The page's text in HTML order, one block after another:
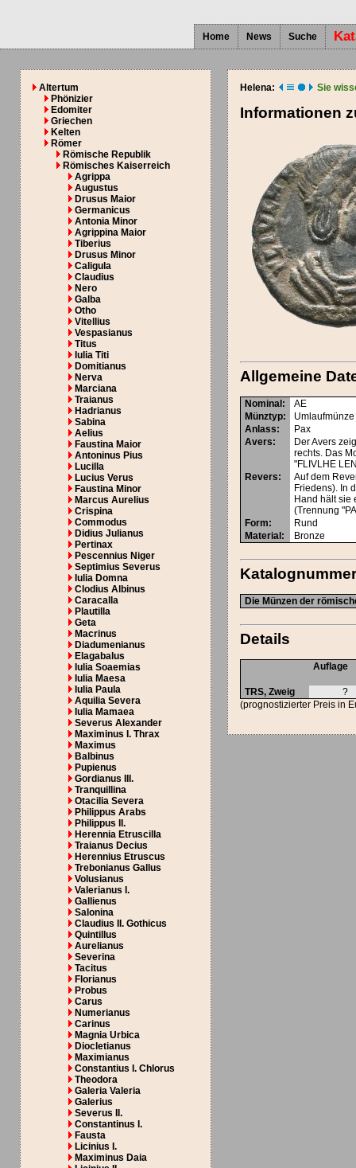
Home News Suche
Altertum
Phönizier
Edomiter
Griechen
Kelten
Römer
Römische Republik
Römisches Kaiserreich
Agrippa
Augustus
Drusus Maior
Germanicus
Antonia Minor
Agrippina Maior
Tiberius
Drusus Minor
Caligula
Claudius
Nero
Galba
Otho
Vitellius
Vespasianus
Titus
Iulia Titi
Domitianus
Nerva
Marciana
Traianus
Hadrianus
Sabina
Aelius
Faustina Maior
Antoninus Pius
Lucilla
Lucius Verus
Faustina Minor
Marcus Aurelius
Crispina
Commodus
Didius Julianus
Pertinax
Pescennius Niger
Septimius Severus
Iulia Domna
Clodius Albinus
Caracalla
Plautilla
Geta
Macrinus
Diadumenianus
Elagabalus
Iulia Soaemias
Iulia Maesa
Iulia Paula
Aquilia Severa
Iulia Mamaea
Severus Alexander
Maximinus I. Thrax
Maximus
Balbinus
Pupienus
Gordianus III.
Tranquillina
Otacilia Severa
Philippus Arabs
Philippus II.
Herennia Etruscilla
Traianus Decius
Herennius Etruscus
Trebonianus Gallus
Volusianus
Valerianus I.
Gallienus
Salonina
Claudius II. Gothicus
Quintillus
Aurelianus
Severina
Tacitus
Florianus
Probus
Carus
Numerianus
Carinus
Magnia Urbica
Diocletianus
Maximianus
Constantius I. Chlorus
Theodora
Galeria Valeria
Galerius
Severus II.
Constantinus I.
Fausta
Licinius I.
Maximinus Daia
Helena: Sie
Informationen
Allgemeine
Nominal :
AE
Münztyp:
Umlaufmünze
Anlass:
Pax
Avers:
Der Avers
rechts. Das
"FLIVLHE
Revers:
Auf dem
Friedens). In
Hand hält sie
(Trennung
Form:
Rund
Material : Bronze
Die Münzen der
Details
Auflage
TRS, Zweig
?
(prognostizierter Preis in